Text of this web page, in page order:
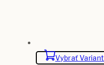
Vybrať Variant